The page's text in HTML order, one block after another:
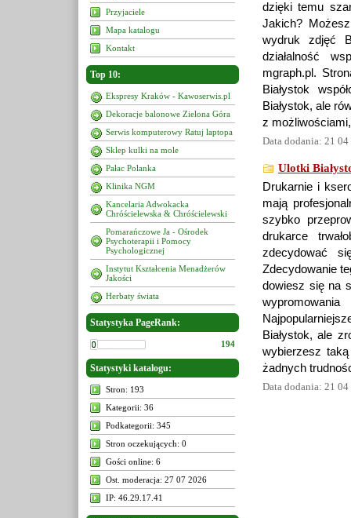
Przyjaciele
Mapa katalogu
Kontakt
Top 10:
Ekspresy Kraków - Kawoserwis.pl
Dekoracje balonowe Zielona Góra
Serwis komputerowy Ratuj laptopa
Sklep kulki na mole
Pałac Polanka
Klinika NGM
Kancelaria Adwokacka
Chróścielewska & Chróścielewski
Pomarańczowe Ja - Ośrodek
Psychoterapii i Pomocy
Psychologicznej
Instytut Kształcenia Menadżerów
Jakości
Herbaty świata
Statystyka PageRank:
194
Statystyki katalogu:
Stron: 193
Kategorii: 36
Podkategorii: 345
Stron oczekujących: 0
Gości online: 6
Ost. moderacja: 27 07 2026
IP: 46.29.17.41
dzięki temu
Jakich?
wydruk zdjęć
działalność
mgraph.pl.
Białystok
Białystok, ale
z
Data dodania: 21
Ulotki
Drukarnie i
mają
szybko
drukarce
zdecydować
Zdecydowanie
dowiesz się na
Białystok, ale
wybierzesz
żadnych
Data dodania: 21